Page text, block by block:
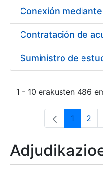
1 - 10 erakusten 486
1 2